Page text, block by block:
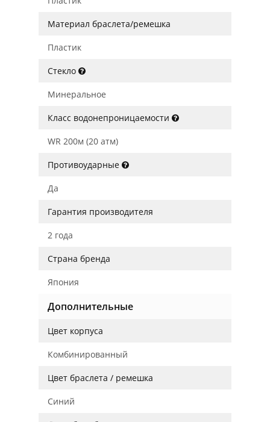
Материал браслета/ремешка
Пластик
Стекло
Минеральное
Класс водонепроницаемости
WR 200м (20 атм)
Противоударные
Да
Гарантия производителя
2 года
Страна бренда
Япония
Дополнительные
Цвет корпуса
Комбинированный
Цвет браслета / ремешка
Синий